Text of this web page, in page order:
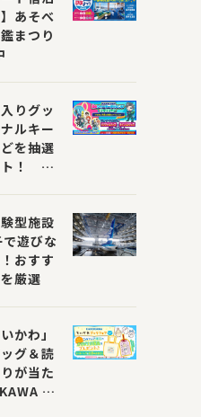
あそべ
まつり
りグッ
ルキー
を抽選
ト！
ア2026
生と読
ジ！
験型施設
遊びな
おすす
厳選
かわ」
グ＆読
が当た
ち